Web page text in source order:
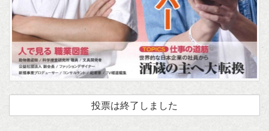
投票は終了しました